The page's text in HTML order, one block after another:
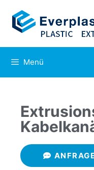
Menü